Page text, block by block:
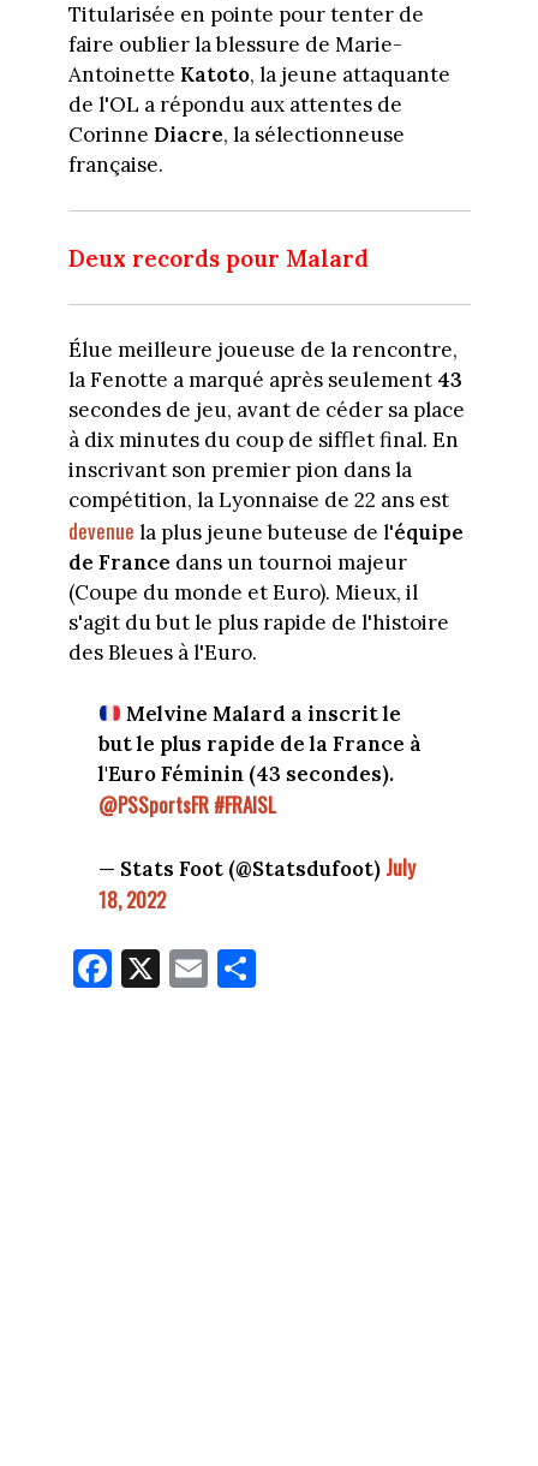
Titularisée en pointe pour tenter de
faire oublier la blessure de Marie-
Antoinette Katoto, la jeune attaquante
de l'OL a répondu aux attentes de
Corinne Diacre, la sélectionneuse
française.
Deux records pour Malard
Élue meilleure joueuse de la rencontre,
la Fenotte a marqué après seulement 43
secondes de jeu, avant de céder sa place
à dix minutes du coup de sifflet final. En
inscrivant son premier pion dans la
compétition, la Lyonnaise de 22 ans est
devenue la plus jeune buteuse de l'équipe
de France dans un tournoi majeur
(Coupe du monde et Euro). Mieux, il
s'agit du but le plus rapide de l'histoire
des Bleues à l'Euro.
Melvine Malard a inscrit le
but le plus rapide de la France à
l'Euro Féminin (43 secondes).
@PSSportsFR #FRAISL
— Stats Foot (@Statsdufoot) July
18, 2022
Fa
ce
X E
m
Pa
rt